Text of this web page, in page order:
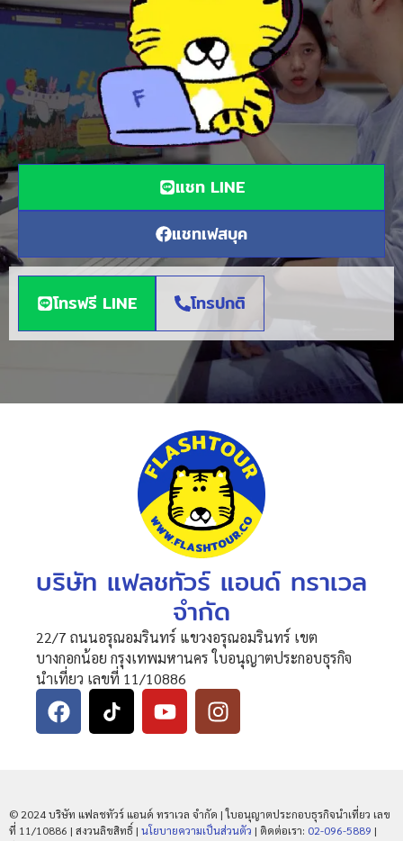
แชท LINE
แชทเฟสบุค
โทรฟรี LINE โทรปกติ
บริษัท แฟลชทัวร์ แอนด์ ทราเวล
จำกัด
22/7 ถนนอรุณอมรินทร์ แขวงอรุณอมรินทร์ เขต
บางกอกน้อย กรุงเทพมหานคร ใบอนุญาตประกอบธุรกิจ
นำเที่ยว เลขที่ 11/10886
© 2024 บริษัท แฟลชทัวร์ แอนด์ ทราเวล จำกัด | ใบอนุญาตประกอบธุรกิจนำเที่ยว เลข
ที่ 11/10886 | สงวนลิขสิทธิ์ | นโยบายความเป็นส่วนตัว | ติดต่อเรา: 02-096-5889 |